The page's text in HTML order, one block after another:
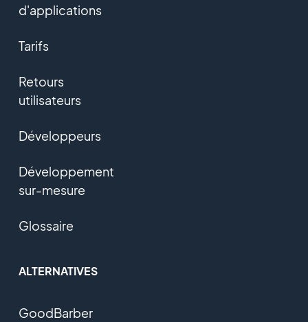
d'applications
Tarifs
Retours
utilisateurs
Développeurs
Développement
sur-mesure
Glossaire
ALTERNATIVES
GoodBarber